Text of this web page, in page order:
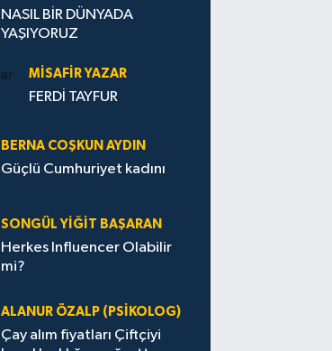
NASIL BİR DÜNYADA
YAŞIYORUZ
MISAFIR YAZAR
FERDİ TAYFUR
BERNA COŞKUN AYDIN
Güçlü Cumhuriyet kadını
SONGÜL YIĞIT BAŞARAN
Herkes Influencer Olabilir
mi?
ALANUR ÖZALP (PSIKOLOG)
Çay alım fiyatları Çiftçiyi